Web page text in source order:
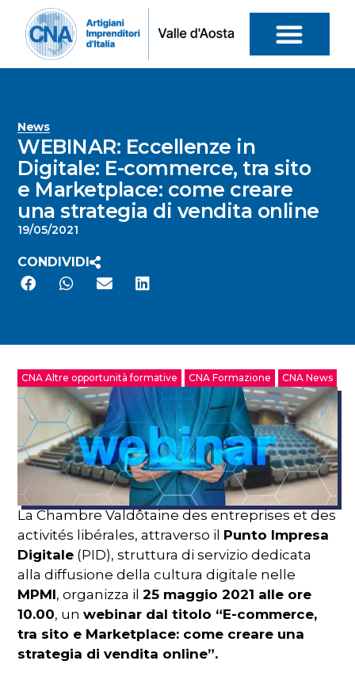
News
WEBINAR: Eccellenze in
Digitale: E-commerce, tra sito
e Marketplace: come creare
una strategia di vendita online
19/05/2021
CONDIVIDI
CNA Altre opportunità formative CNA Formazione CNA News
La Chambre Valdôtaine des entreprises et des
activités libérales, attraverso il Punto Impresa
Digitale (PID), struttura di servizio dedicata
alla diffusione della cultura digitale nelle
MPMI, organizza il25 maggio 2021 alle ore
10.00, unwebinar dal titolo “E-commerce,
tra sito e Marketplace: come creare una
strategia di vendita online”.